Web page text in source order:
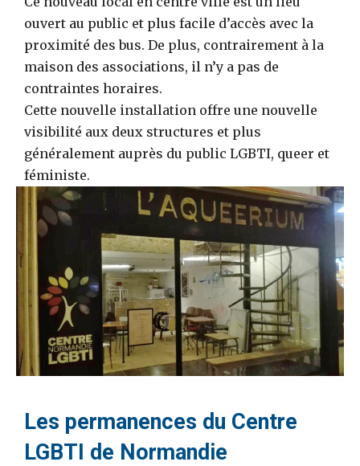
ouvert au public et plus facile d’accès avec la
proximité des bus. De plus, contrairement à la
maison des associations, il n’y a pas de
contraintes horaires.
Cette nouvelle installation offre une nouvelle
visibilité aux deux structures et plus
généralement auprès du public LGBTI, queer et
féministe.
Les permanences du Centre
LGBTI de Normandie